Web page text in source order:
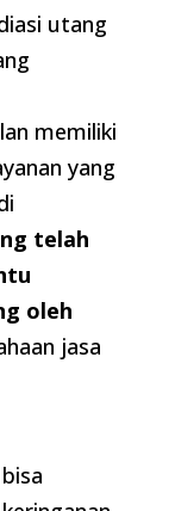
utang
memiliki
yang
telah
oleh
jasa